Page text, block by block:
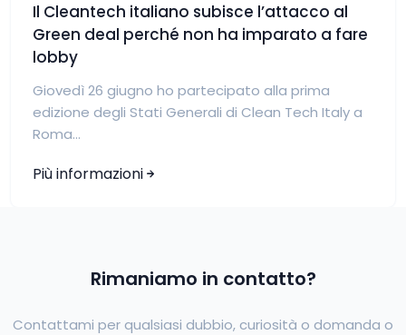
Il Cleantech italiano subisce l’attacco al
Green deal perché non ha imparato a fare
lobby
Giovedì 26 giugno ho partecipato alla prima
edizione degli Stati Generali di Clean Tech Italy a
Roma...
Più informazioni
Rimaniamo in contatto?
Contattami per qualsiasi dubbio, curiosità o domanda o